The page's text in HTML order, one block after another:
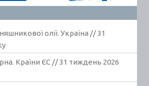
олії. Україна // 31
Країни ЄС // 31 тиждень 2026